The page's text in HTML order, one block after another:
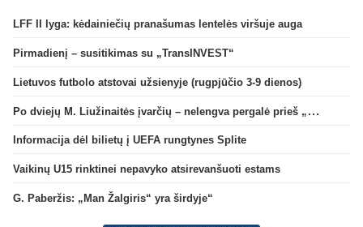
LFF II lyga: kėdainiečių pranašumas lentelės viršuje auga
Pirmadienį – susitikimas su „TransINVEST“
Lietuvos futbolo atstovai užsienyje (rugpjūčio 3-9 dienos)
Po dviejų M. Liužinaitės įvarčių – nelengva pergalė prieš „Bangą“
Informacija dėl bilietų į UEFA rungtynes Splite
Vaikinų U15 rinktinei nepavyko atsirevanšuoti estams
G. Paberžis: „Man Žalgiris“ yra širdyje“